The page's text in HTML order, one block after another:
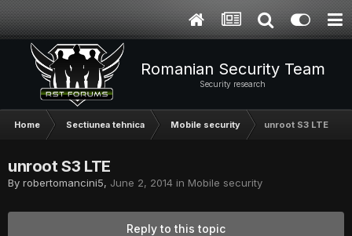
Romanian Security Team
Security research
Home Sectiunea tehnica Mobile security unroot S3 LTE
unroot S3 LTE
By robertomancini5, June 2, 2014 in Mobile security
Reply to this topic